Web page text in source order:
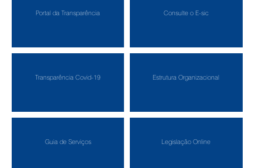
Portal da Transparência Consulte o E-sic
Transparência Covid-19 Estrutura Organizacional
Guia de Serviços Legislação Online